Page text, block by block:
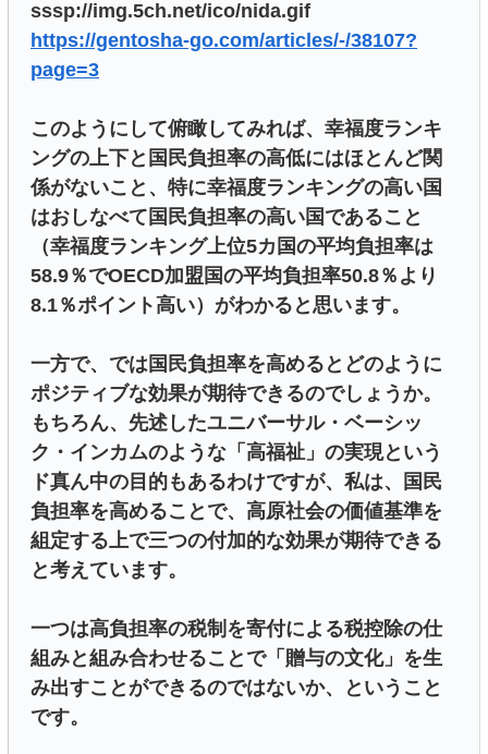
sssp://img.5ch.net/ico/nida.gif
https://gentosha-go.com/articles/-/38107?
page=3
このようにして俯瞰してみれば、幸福度ランキ
ングの上下と国民負担率の高低にはほとんど関
係がないこと、特に幸福度ランキングの高い国
はおしなべて国民負担率の高い国であること
（幸福度ランキング上位5カ国の平均負担率は
58.9％でOECD加盟国の平均負担率50.8％より
8.1％ポイント高い）がわかると思います。
一方で、では国民負担率を高めるとどのように
ポジティブな効果が期待できるのでしょうか。
もちろん、先述したユニバーサル・ベーシッ
ク・インカムのような「高福祉」の実現という
ド真ん中の目的もあるわけですが、私は、国民
負担率を高めることで、高原社会の価値基準を
組定する上で三つの付加的な効果が期待できる
と考えています。
一つは高負担率の税制を寄付による税控除の仕
組みと組み合わせることで「贈与の文化」を生
み出すことができるのではないか、ということ
です。